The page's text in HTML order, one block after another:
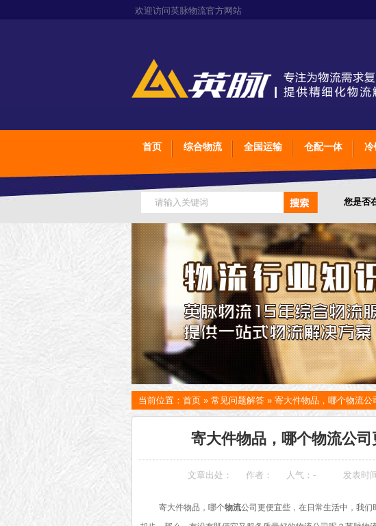
欢迎访问英脉物流官方网站
首页 综合物流 全国运输 仓配一体 冷
您是否
仓储
当前位置： 首页 » 常见问题解答 » 寄大件物品，哪个物流公
寄大件物品，哪个物流公
文章出处： 作者： 人气： - 发表时
寄大件物品，哪个物流公司更便宜些，在日常生活中，我